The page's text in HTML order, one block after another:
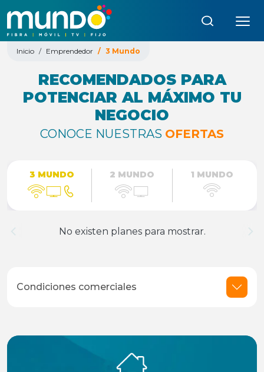
Inicio Emprendedor 3 Mundo
RECOMENDADOS PARA
POTENCIAR AL MÁXIMO TU
NEGOCIO
CONOCE NUESTRAS OFERTAS
3 MUNDO 2 MUNDO 1 MUNDO
No existen planes para mostrar.
Condiciones comerciales